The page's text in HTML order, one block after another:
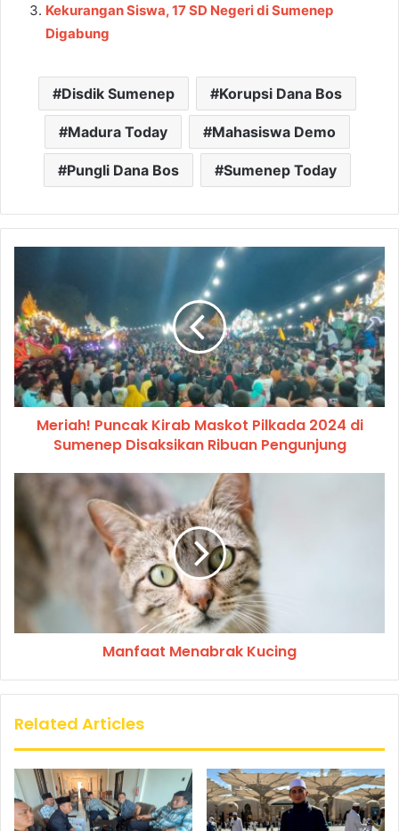
Kekurangan Siswa, 17 SD Negeri di Sumenep
Digabung
Disdik Sumenep Korupsi Dana Bos
Madura Today Mahasiswa Demo
Pungli Dana Bos Sumenep Today
Meriah! Puncak Kirab Maskot Pilkada 2024 di
Sumenep Disaksikan Ribuan Pengunjung
Manfaat Menabrak Kucing
Related Articles